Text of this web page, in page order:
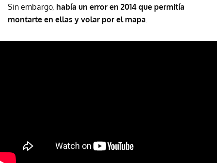
Sin embargo, había un error en 2014 que permitía
montarte en ellas y volar por el mapa.